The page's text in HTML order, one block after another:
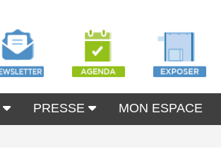
PRESSE MON ESPACE